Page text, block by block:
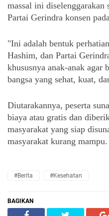
massal ini diselenggarakan
Partai Gerindra konsen
"Ini adalah bentuk
Hashim, dan Partai
khususnya anak-anak agar
bangsa yang sehat, kuat,
Diutarakannya, peserta
biaya atau gratis dan
masyarakat yang siap
masyarakat kurang mampu.
#Berita #kesehatan
BAGIKAN